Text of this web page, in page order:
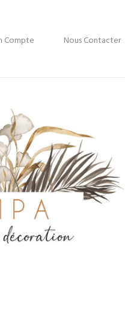
Compte Nous Contacter